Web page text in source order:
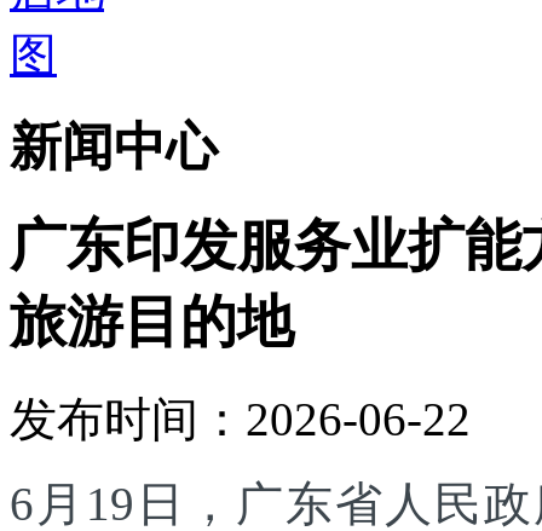
新闻中心
广东印发服务业扩
旅游目的地
发布时间：2026-06-22
6月19日，广东省人民